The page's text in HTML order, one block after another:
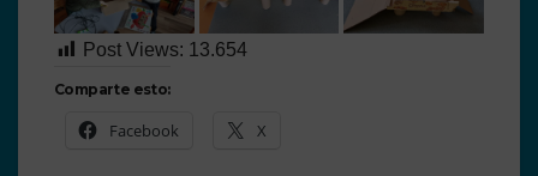
Post Views: 13.654
Comparte esto:
Facebook X